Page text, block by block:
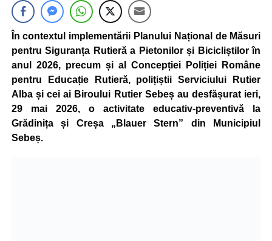
În contextul implementării Planului Național de Măsuri
pentru Siguranța Rutieră a Pietonilor și Bicicliștilor în
anul 2026, precum și al Concepției Poliției Române
pentru Educație Rutieră, polițiștii Serviciului Rutier
Alba și cei ai Biroului Rutier Sebeș au desfășurat ieri,
29 mai 2026, o activitate educativ-preventivă la
Grădinița și Creșa „Blauer Stern” din Municipiul
Sebeș.